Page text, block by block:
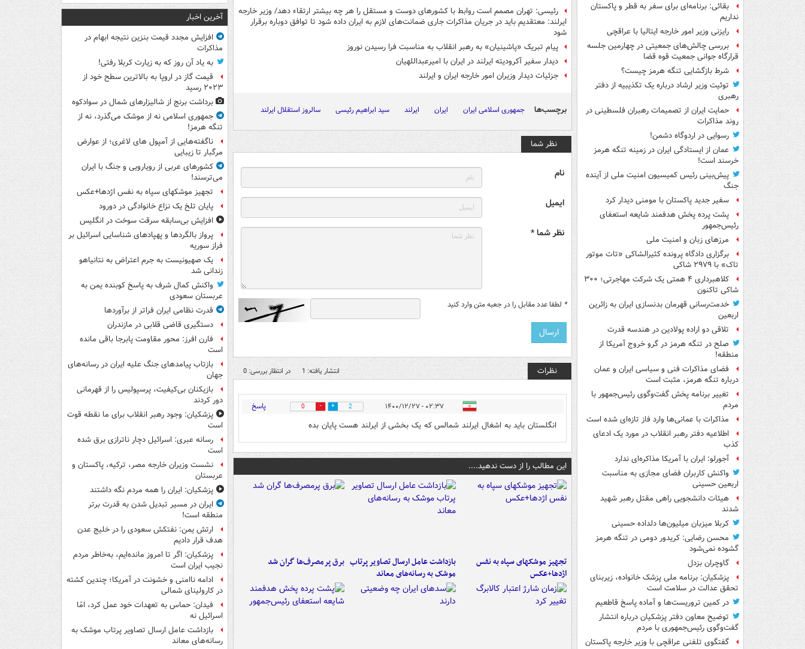
بقائی: برنامه‌ای برای سفر به قطر و پاکستان
نداریم
رایزنی وزیر امور خارجه ایتالیا با عراقچی
بررسی چالش‌های جمعیتی در چهارمین جلسه
قرارگاه جوانی جمعیت قوه قضا
شرط بازگشایی تنگه هرمز چیست؟
توئیت وزیر ارشاد درباره یک تکذیبیه از دفتر
رهبری
حمایت ایران از تصمیمات رهبران فلسطینی در
روند مذاکرات
رسوایی در اردوگاه دشمن!
عمان از ایستادگی ایران در زمینه تنگه هرمز
خرسند است!
پیش‌بینی رئیس کمیسیون امنیت ملی از آینده
جنگ
سفیر جدید پاکستان با مومنی دیدار کرد
پشت پرده پخش هدفمند شایعه استعفای
رئیس‌جمهور
مرزهای زبان و امنیت ملی
برگزاری دادگاه پرونده کثیرالشاکی «تات موتور
تاک» با ۲۹۷۹ شاکی
کلاهبرداری ۴ همتی یک شرکت مهاجرتی؛ ۳۰۰
شاکی تاکنون
خدمت‌رسانی قهرمان بدنسازی ایران به زائرین
اربعین
تلاقی دو اراده پولادین در هندسه قدرت
صلح در تنگه هرمز در گرو خروج آمریکا از
منطقه!
فضای مذاکرات فنی و سیاسی ایران و عمان
درباره تنگه هرمز، مثبت است
تغییر برنامه پخش گفت‌وگوی رئیس‌جمهور با
مردم
مذاکرات با عمانی‌ها وارد فاز تازه‌ای شده است
اطلاعیه دفتر رهبر انقلاب در مورد یک ادعای
کذب
آجورلو: ایران با آمریکا مذاکره‌ای ندارد
واکنش کاربران فضای مجازی به مناسبت
اربعین حسینی
هیئات دانشجویی راهی مقتل رهبر شهید
شدند
کربلا میزبان میلیون‌ها دلداده حسینی
محسن رضایی: کریدور دومی در تنگه هرمز
گشوده نمی‌شود
گاوچران بزدل
پزشکیان: برنامه ملی پزشک خانواده، زیربنای
تحقق عدالت در سلامت است
در کمین تروریست‌ها و آماده پاسخ قاطعیم
توضیح معاون دفتر پزشکیان درباره انتشار
گفت‌وگوی رئیس‌جمهوری با مردم
گفتگوی تلفنی عراقچی با وزیر خارجه پاکستان
رئیسی: تهران مصمم است روابط با کشورهای دوست و مستقل را هر چه بیشتر ارتقاء دهد/ وزیر خارجه
ایرلند: معتقدیم باید در جریان مذاکرات جاری ضمانت‌های لازم به ایران داده شود تا توافق دوباره برقرار
شود
پیام تبریک «پاشینیان» به رهبر انقلاب به مناسبت فرا رسیدن نوروز
دیدار سفیر آکرودیته ایرلند در ایران با امیرعبداللهیان
جزئیات دیدار وزیران امور خارجه ایران و ایرلند
برچسب‌ها جمهوری اسلامی ایران ایران ایرلند سید ابراهیم رئیسی سالروز استقلال ایرلند
نظر شما
نام
ایمیل
نظر شما *
* لطفا عدد مقابل را در جعبه متن وارد کنید
نظرات انتشار یافته: 1 در انتظار بررسی: 0
۰۲:۳۷ - ۱۴۰۰/۱۲/۲۷ 2
0 پاسخ
انگلستان باید به اشغال ایرلند شمالس که یک بخشی از ایرلند هست پایان بده
این مطالب را از دست ندهید....
تجهیز موشکهای سپاه به نفس
اژدها+عکس
بازداشت عامل ارسال تصاویر پرتاب
موشک به رسانه‌های معاند
برق پرمصرف‌ها گران شد
آخرین اخبار
افزایش مجدد قیمت بنزین نتیجه ابهام در
مذاکرات
به یاد آن روز که به زیارت کربلا رفتی!
قیمت گاز در اروپا به بالاترین سطح خود از
۲۰۲۳ رسید
برداشت برنج از شالیزارهای شمال در سوادکوه
جمهوری اسلامی نه از موشک می‌گذرد، نه از
تنگه هرمز!
ناگفته‌هایی از آمپول های لاغری؛ از عوارض
مرگبار تا زیبایی
کشورهای عربی از رویارویی و جنگ با ایران
می‌ترسند!
تجهیز موشکهای سپاه به نفس اژدها+عکس
پایان تلخ یک نزاع خانوادگی در دورود
افزایش بی‌سابقه سرقت سوخت در انگلیس
پرواز بالگردها و پهپادهای شناسایی اسرائیل بر
فراز سوریه
یک صهیونیست به جرم اعتراض به نتانیاهو
زندانی شد
واکنش کمال شرف به پاسخ کوبنده یمن به
عربستان سعودی
قدرت نظامی ایران فراتر از برآوردها
دستگیری قاضی قلابی در مازندران
فارن افرز: محور مقاومت پابرجا باقی مانده
است
بازتاب پیامدهای جنگ علیه ایران در رسانه‌های
جهان
بازیکنان بی‌کیفیت، پرسپولیس را از قهرمانی
دور کردند
پزشکیان: وجود رهبر انقلاب برای ما نقطه قوت
است
رسانه عبری: اسرائیل دچار ناترازی برق شده
است
نشست وزیران خارجه مصر، ترکیه، پاکستان و
عربستان
پزشکیان: ایران را همه مردم نگه داشتند
ایران در مسیر تبدیل شدن به قدرت برتر
منطقه است!
ارتش یمن: نفتکش سعودی را در خلیج عدن
هدف قرار دادیم
پزشکیان: اگر تا امروز مانده‌ایم، به‌خاطر مردم
نجیب ایران است
ادامه ناامنی و خشونت در آمریکا؛ چندین کشته
در کارولینای شمالی
فیدان: حماس به تعهدات خود عمل کرد، امّا
اسرائیل نه
بازداشت عامل ارسال تصاویر پرتاب موشک به
رسانه‌های معاند